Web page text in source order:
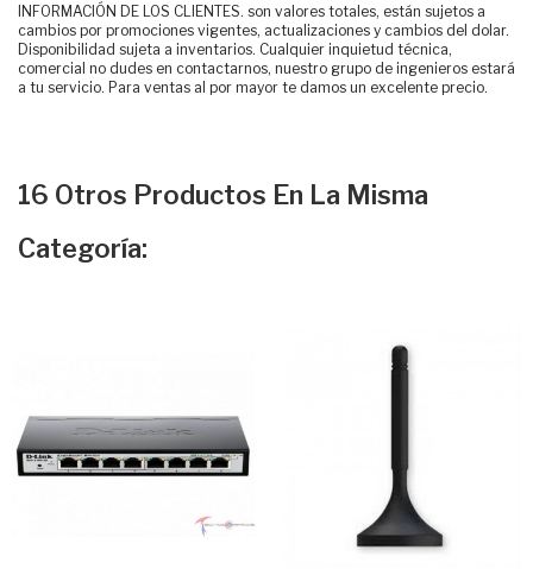
INFORMACIÓN DE LOS CLIENTES. son valores totales, están sujetos a
cambios por promociones vigentes, actualizaciones y cambios del dolar.
Disponibilidad sujeta a inventarios. Cualquier inquietud técnica,
comercial no dudes en contactarnos, nuestro grupo de ingenieros estará
a tu servicio. Para ventas al por mayor te damos un excelente precio.
16 Otros Productos En La Misma
Categoría: